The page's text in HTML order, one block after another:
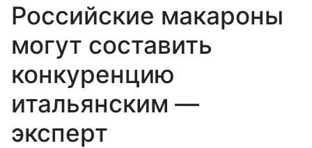
Российские макароны
могут составить
конкуренцию
итальянским —
эксперт